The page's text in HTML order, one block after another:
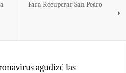
Para Recuperar San Pedro
agudizó las